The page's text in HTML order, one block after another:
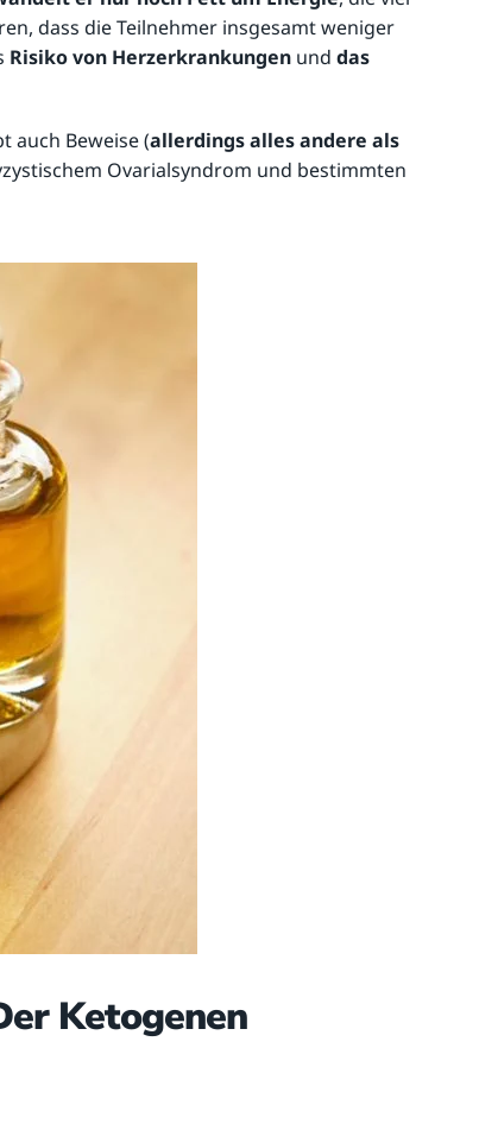
dass die Teilnehmer insgesamt weniger
Risiko von Herzerkrankungen und das
auch Beweise (allerdings alles andere als
Ovarialsyndrom und bestimmten
Ketogenen